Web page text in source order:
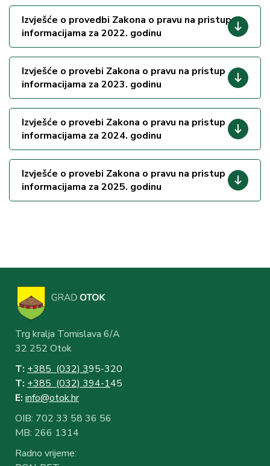
Izvješće o provedbi Zakona o pravu na pristup
informacijama za 2022. godinu
Izvješće o provebi Zakona o pravu na pristup
informacijama za 2023. godinu
Izvješće o provebi Zakona o pravu na pristup
informacijama za 2024. godinu
Izvješće o provebi Zakona o pravu na pristup
informacijama za 2025. godinu
Trg kralja Tomislava 6/A
32 252 Otok
T: +385 (032) 395-320
T: +385 (032) 394-145
E: info@otok.hr
OIB: 702 33 58 36 56
MB: 266 1314
Radno vrijeme: